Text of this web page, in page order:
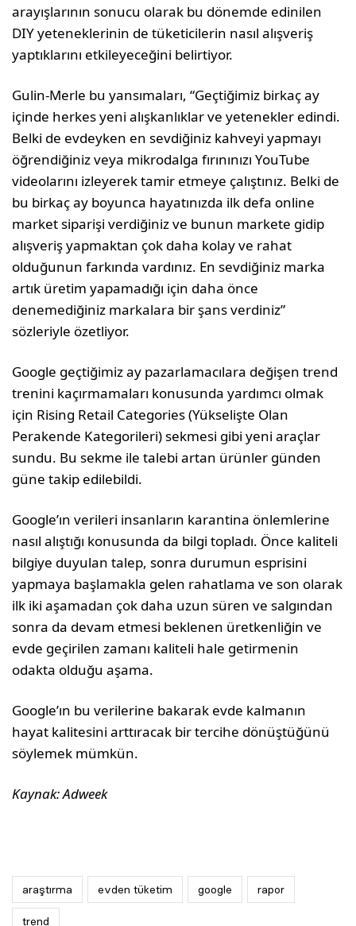
arayışlarının sonucu olarak bu dönemde edinilen
DIY yeteneklerinin de tüketicilerin nasıl alışveriş
yaptıklarını etkileyeceğini belirtiyor.
Gulin-Merle bu yansımaları, “Geçtiğimiz birkaç ay
içinde herkes yeni alışkanlıklar ve yetenekler edindi.
Belki de evdeyken en sevdiğiniz kahveyi yapmayı
öğrendiğiniz veya mikrodalga fırınınızı YouTube
videolarını izleyerek tamir etmeye çalıştınız. Belki de
bu birkaç ay boyunca hayatınızda ilk defa online
market siparişi verdiğiniz ve bunun markete gidip
alışveriş yapmaktan çok daha kolay ve rahat
olduğunun farkında vardınız. En sevdiğiniz marka
artık üretim yapamadığı için daha önce
denemediğiniz markalara bir şans verdiniz”
sözleriyle özetliyor.
Google geçtiğimiz ay pazarlamacılara değişen trend
trenini kaçırmamaları konusunda yardımcı olmak
için Rising Retail Categories (Yükselişte Olan
Perakende Kategorileri) sekmesi gibi yeni araçlar
sundu. Bu sekme ile talebi artan ürünler günden
güne takip edilebildi.
Google’ın verileri insanların karantina önlemlerine
nasıl alıştığı konusunda da bilgi topladı. Önce kaliteli
bilgiye duyulan talep, sonra durumun esprisini
yapmaya başlamakla gelen rahatlama ve son olarak
ilk iki aşamadan çok daha uzun süren ve salgından
sonra da devam etmesi beklenen üretkenliğin ve
evde geçirilen zamanı kaliteli hale getirmenin
odakta olduğu aşama.
Google’ın bu verilerine bakarak evde kalmanın
hayat kalitesini arttıracak bir tercihe dönüştüğünü
söylemek mümkün.
Kaynak: Adweek
araştırma evden tüketim google rapor
trend